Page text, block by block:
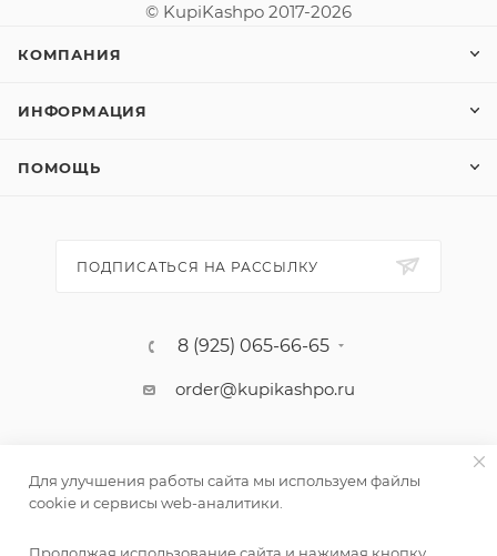
© KupiKashpo 2017-2026
КОМПАНИЯ
ИНФОРМАЦИЯ
ПОМОЩЬ
ПОДПИСАТЬСЯ НА РАССЫЛКУ
8 (925) 065-66-65
order@kupikashpo.ru
Для улучшения работы сайта мы используем файлы
cookie и сервисы web-аналитики.